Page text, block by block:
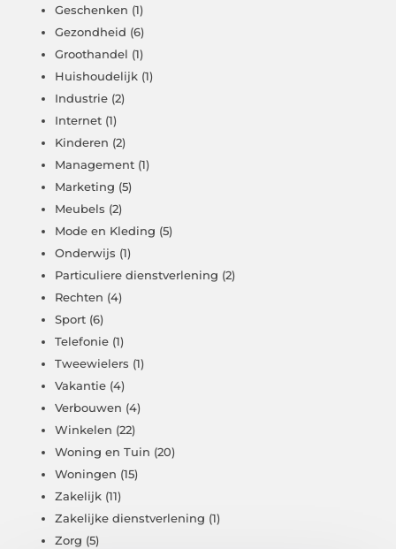
Geschenken (1)
Gezondheid (6)
Groothandel (1)
Huishoudelijk (1)
Industrie (2)
Internet (1)
Kinderen (2)
Management (1)
Marketing (5)
Meubels (2)
Mode en Kleding (5)
Onderwijs (1)
Particuliere dienstverlening (2)
Rechten (4)
Sport (6)
Telefonie (1)
Tweewielers (1)
Vakantie (4)
Verbouwen (4)
Winkelen (22)
Woning en Tuin (20)
Woningen (15)
Zakelijk (11)
Zakelijke dienstverlening (1)
Zorg (5)